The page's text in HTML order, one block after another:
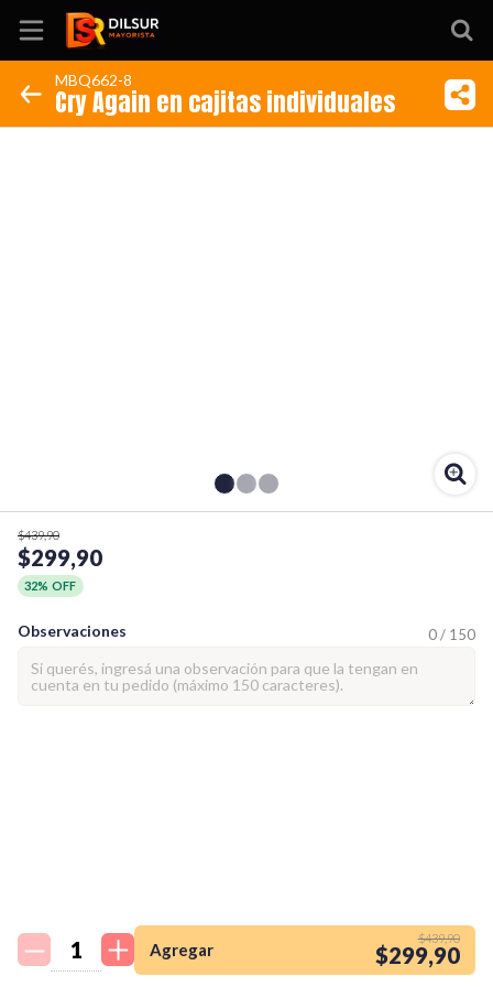
Inicio
tienda así para mi
emprendimiento!
MBQ662-8
Cry Again en cajitas individuales
$439,90
$299,90
32% OFF
Observaciones 0 / 150
Agregar
$439,90
$299,90